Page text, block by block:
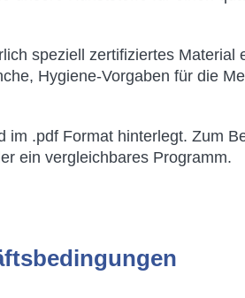
speziell zertifiziertes Material
Hygiene-Vorgaben für die
im .pdf Format hinterlegt. Zum
ein vergleichbares Programm.